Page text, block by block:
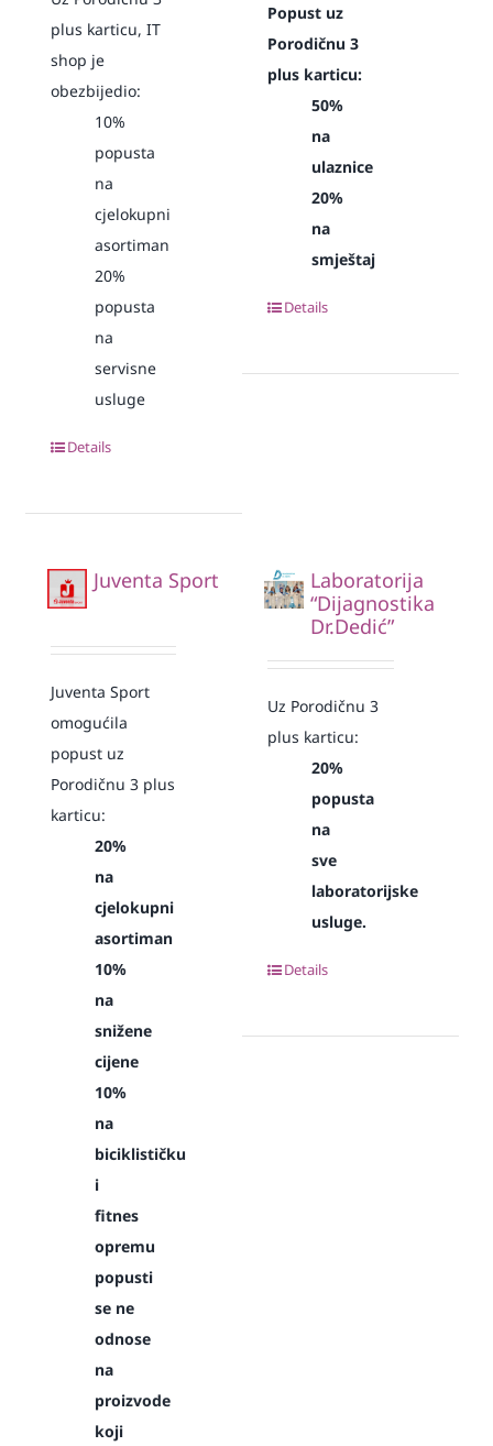
plus karticu, IT
shop je
obezbijedio:
10%
popusta
na
cjelokupni
asortiman
20%
popusta
na
servisne
usluge
Details
Popust uz
Porodičnu 3
plus karticu:
50%
na
ulaznice
20%
na
smještaj
Details
Juventa Sport
Juventa Sport
omogućila
popust uz
Porodičnu 3 plus
karticu:
20%
na
cjelokupni
asortiman
10%
na
snižene
cijene
10%
na
biciklističku
i
fitnes
opremu
popusti
se ne
odnose
na
proizvode
koji
Laboratorija
“Dijagnostika
Dr.Dedić”
Uz Porodičnu 3
plus karticu:
20%
popusta
na
sve
laboratorijske
usluge.
Details